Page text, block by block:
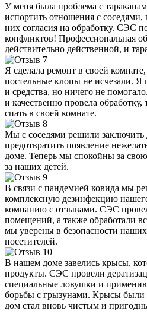
У меня была проблема с
испортить отношения с
них согласия на обработку. СЭС
конфликтов! Профессиональная
действительно действенной, и
Я сделала ремонт в своей
постельные клопы не исчезали. Я
и средства, но ничего не
и качественно провела
спать в своей комнате.
Мы с соседями решили
предотвратить появление
доме. Теперь мы спокойны за
за наших детей.
В связи с пандемией ковида мы
комплексную дезинфекцию
компанию с отзывами. СЭС
помещений, а также обработали
мы уверены в безопасности
посетителей.
В нашем доме завелись крысы,
продукты. СЭС провели
специальные ловушки и применив
борьбы с грызунами. Крысы
дом стал вновь чистым и